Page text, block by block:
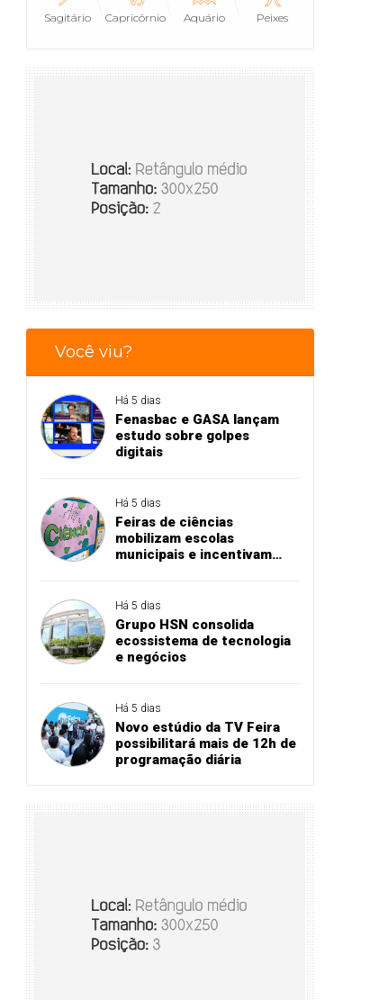
Sagitário Capricórnio Aquário Peixes
Você viu?
Há 5 dias
Fenasbac e GASA lançam
estudo sobre golpes
digitais
Há 5 dias
Feiras de ciências
mobilizam escolas
municipais e incentivam
Há 5 dias
Grupo HSN consolida
ecossistema de tecnologia
e negócios
Há 5 dias
Novo estúdio da TV Feira
possibilitará mais de 12h de
programação diária